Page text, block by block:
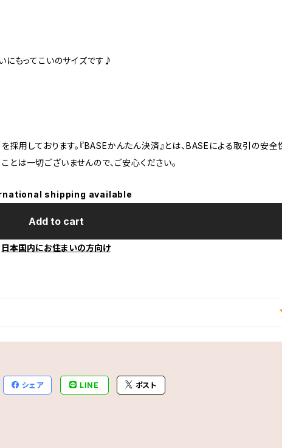
にもってこいのサイズです♪
採用しております。『BASEかんたん決済』とは、BASEによる取引の安
は一切ございませんので、ご安心ください。
shipping available
Add to cart
日本国内にお住まいの方向け
シェア LINE ポスト